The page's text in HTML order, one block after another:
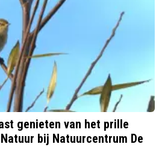
genieten van het prille
bij Natuurcentrum De